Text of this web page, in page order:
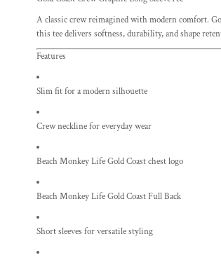
A classic crew reimagined with modern comfort.
this tee delivers softness, durability, and shape
Features
Slim fit for a modern silhouette
Crew neckline for everyday wear
Beach Monkey Life Gold Coast chest logo
Beach Monkey Life Gold Coast Full Back
Short sleeves for versatile styling